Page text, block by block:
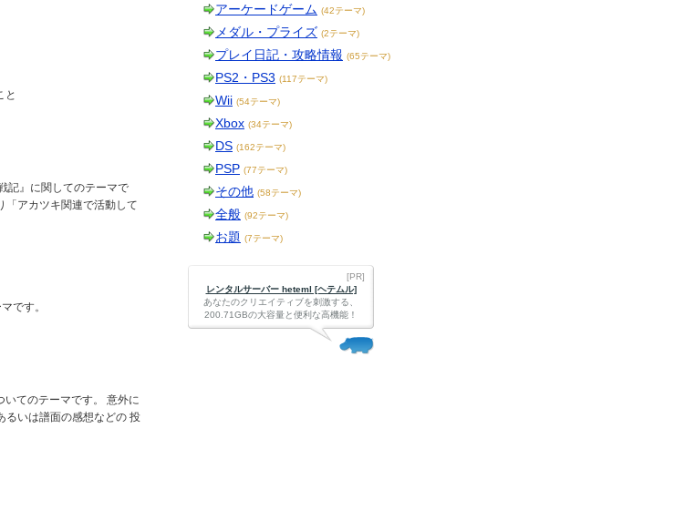
と
記』に関してのテーマで
「アカツキ関連で活動して
です。
いてのテーマです。 意外に
るいは譜面の感想などの 投
アーケードゲーム (42テーマ)
メダル・プライズ (2テーマ)
プレイ日記・攻略情報 (65テーマ)
PS2・PS3 (117テーマ)
Wii (54テーマ)
Xbox (34テーマ)
DS (162テーマ)
PSP (77テーマ)
その他 (58テーマ)
全般 (92テーマ)
お題 (7テーマ)
[PR]
レンタルサーバー heteml [ヘテムル]
あなたのクリエイティブを刺激する、
200.71GBの大容量と便利な高機能！